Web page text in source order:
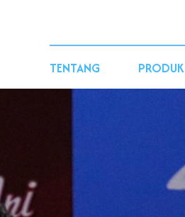
TENTANG PRODUK